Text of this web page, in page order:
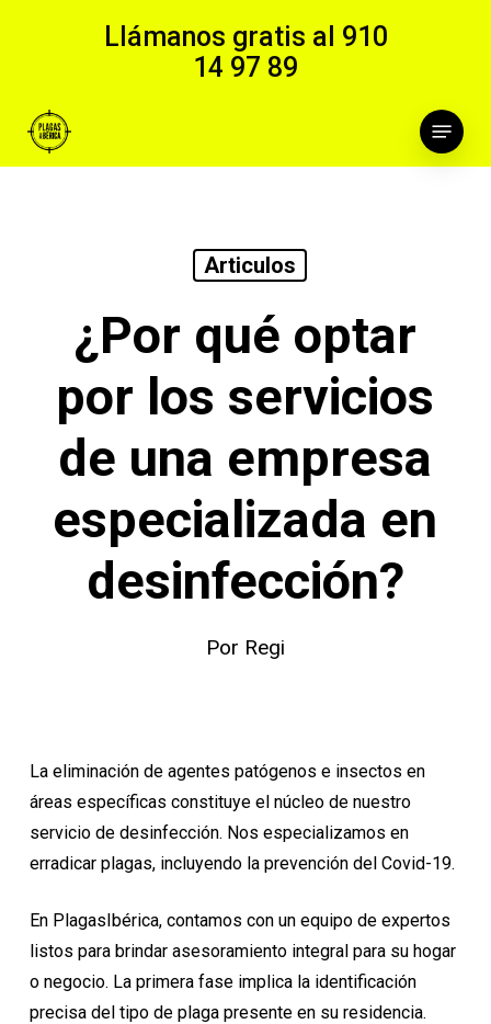
content
Llámanos gratis al 910
14 97 89
Menu
Articulos
¿Por qué optar
por los servicios
de una empresa
especializada en
desinfección?
Por Regi
La eliminación de agentes patógenos e insectos en
áreas específicas constituye el núcleo de nuestro
servicio de desinfección. Nos especializamos en
erradicar plagas, incluyendo la prevención del Covid-19.
En PlagasIbérica, contamos con un equipo de expertos
listos para brindar asesoramiento integral para su hogar
o negocio. La primera fase implica la identificación
precisa del tipo de plaga presente en su residencia.